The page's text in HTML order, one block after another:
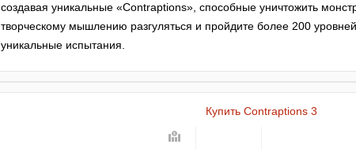
создавая уникальные «Contraptions», способные уничтожить
творческому мышлению разгуляться и пройдите более 200
уникальные испытания.
Купить Contraptions 3